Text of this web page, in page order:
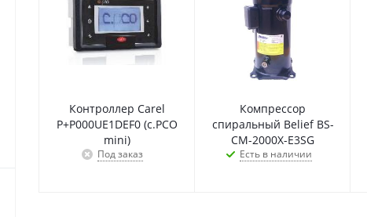
Контроллер Carel
P+P000UE1DEF0 (c.PCO
mini)
Под заказ
Компрессор
спиральный Belief BS-
CM-2000X-E3SG
Есть в наличии